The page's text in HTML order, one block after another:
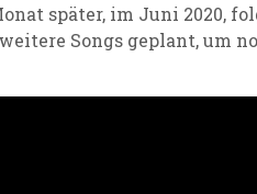
später, im Juni 2020,
Songs geplant, um